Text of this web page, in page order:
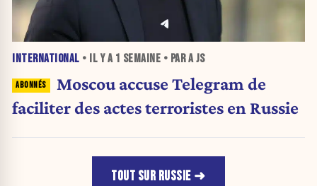
INTERNATIONAL • IL Y A 1 SEMAINE • PAR A JS
Moscou accuse Telegram de
faciliter des actes terroristes en Russie
TOUT SUR RUSSIE